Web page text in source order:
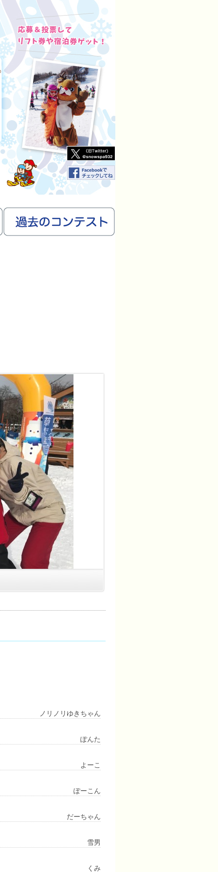
ノリノリゆきちゃん
ぽんた
よーこ
ぽーこん
だーちゃん
雪男
くみ